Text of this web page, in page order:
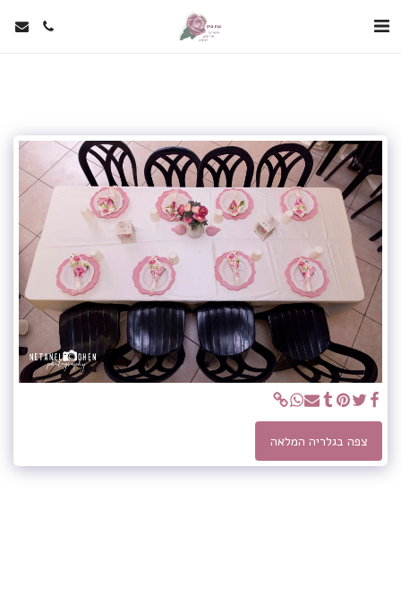
צפה בגלריה המלאה